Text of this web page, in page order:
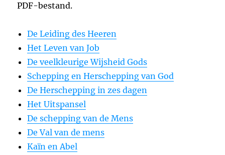
PDF-bestand.
De Leiding des Heeren
Het Leven van Job
De veelkleurige Wijsheid Gods
Schepping en Herschepping van God
De Herschepping in zes dagen
Het Uitspansel
De schepping van de Mens
De Val van de mens
Kaïn en Abel